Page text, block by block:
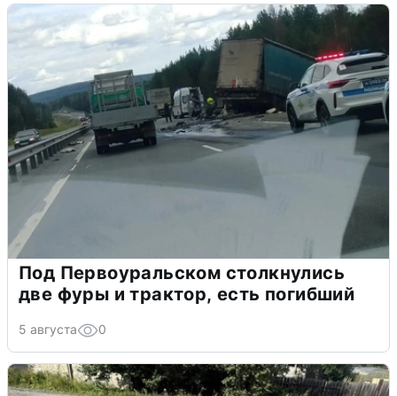
Под Первоуральском столкнулись
две фуры и трактор, есть погибший
5 августа 0